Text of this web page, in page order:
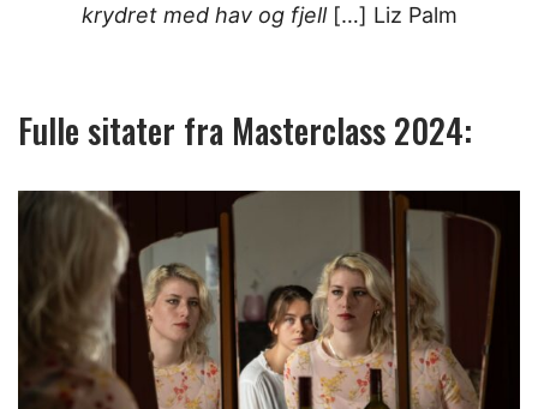
krydret med hav og fjell[…] Liz Palm
Fulle sitater fra Masterclass 2024: